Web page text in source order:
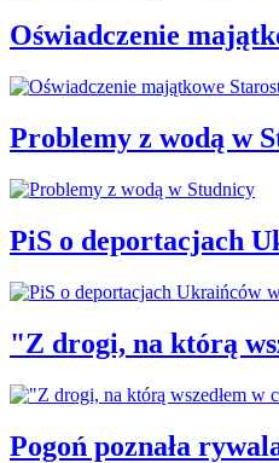
Oświadczenie
Problemy z wodą w
PiS o deportacjach
"Z drogi, na którą
Pogoń poznała